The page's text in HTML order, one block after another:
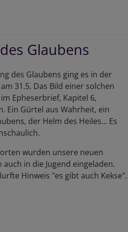
Glaubens
des Glaubens ging es in der
31.5. Das Bild einer solchen
Epheserbrief, Kapitel 6,
Ein Gürtel aus Wahrheit, ein
der Helm des Heiles... Es
wurden unsere neuen
in die Jugend eingeladen.
Hinweis "es gibt auch Kekse".